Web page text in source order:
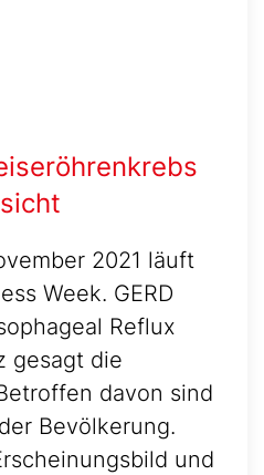
2021 läuft
Week. GERD
Reflux
gesagt die
davon sind
Bevölkerung.
und